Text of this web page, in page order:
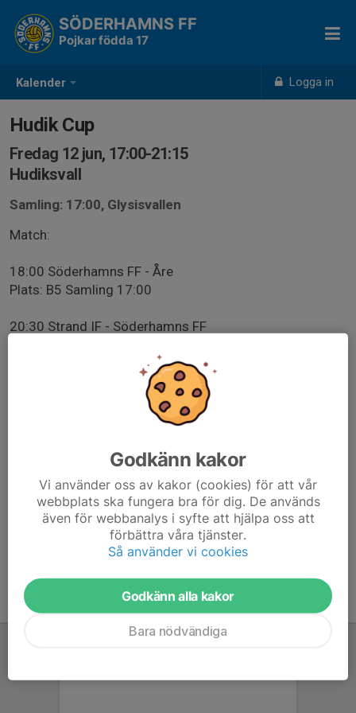
Kalender Logga in
SÖDERHAMNS FF
Pojkar födda 17
Hudik Cup
Fredag 12 jun, 17:00-21:15
Hudiksvall
Samling: 17:00, Glysisvallen
Match:
18:00 Söderhamns FF - Åre
Plats: B5 Samling 17:00
20:30 Strand IF - Söderhamns FF
824 33 Hudiksvall
Ta med vatten, fotbollsskor och benskydd
Godkänn kakor
Vi använder oss av kakor (cookies) för att vår
webbplats ska fungera bra för dig. De används
även för webbanalys i syfte att hjälpa oss att
förbättra våra tjänster.
Så använder vi cookies
Godkänn alla kakor
Bara nödvändiga